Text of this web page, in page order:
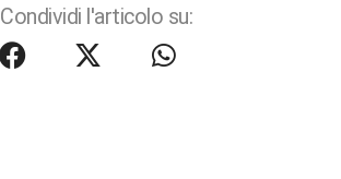
Condividi l'articolo su: